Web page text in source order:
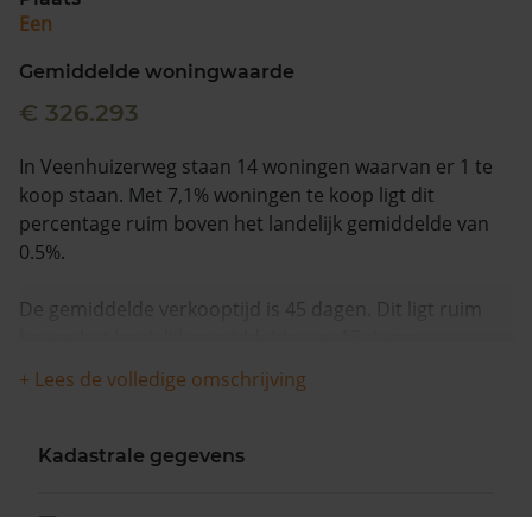
Een
Gemiddelde woningwaarde
€ 326.293
In Veenhuizerweg staan 14 woningen waarvan er 1 te
koop staan. Met 7,1% woningen te koop ligt dit
percentage ruim boven het landelijk gemiddelde van
0.5%.
De gemiddelde verkooptijd is 45 dagen. Dit ligt ruim
De gemiddelde huizenprijs is €749.000. De gemiddelde
de gemiddelde woningwaarde met 9,8% gestegen.
+ Lees de volledige omschrijving
Kadastrale gegevens